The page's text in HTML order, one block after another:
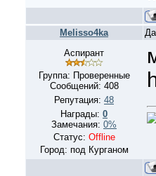
Melisso4ka
Аспирант
Группа: Проверенные
Сообщений: 408
Репутация: 48
Награды: 0
Замечания: 0%
Статус: Offline
Город: под Курганом